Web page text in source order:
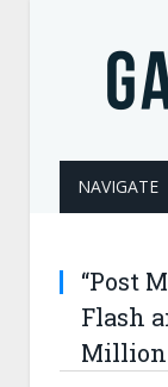
NAVIGATE
“Post
Flash
Million